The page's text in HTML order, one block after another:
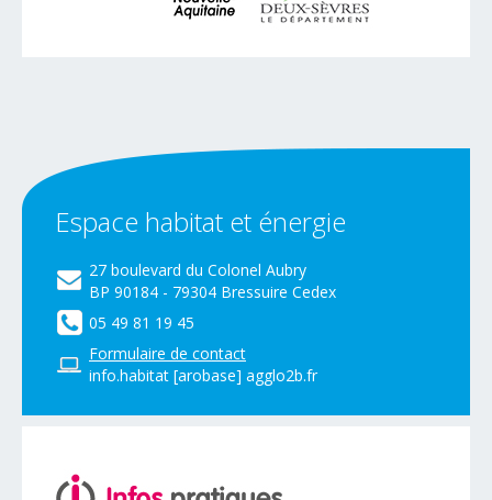
Espace habitat et énergie
27 boulevard du Colonel Aubry
BP 90184 - 79304 Bressuire Cedex
05 49 81 19 45
Formulaire de contact
info.habitat [arobase] agglo2b.fr